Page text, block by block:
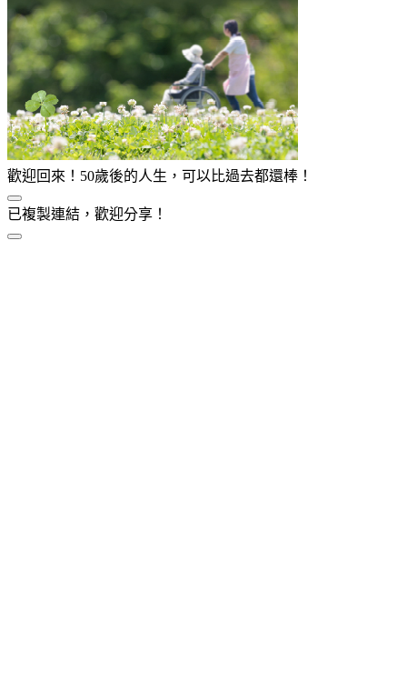
歡迎回來！50歲後的人生，可以比過去都還棒！
已複製連結，歡迎分享！